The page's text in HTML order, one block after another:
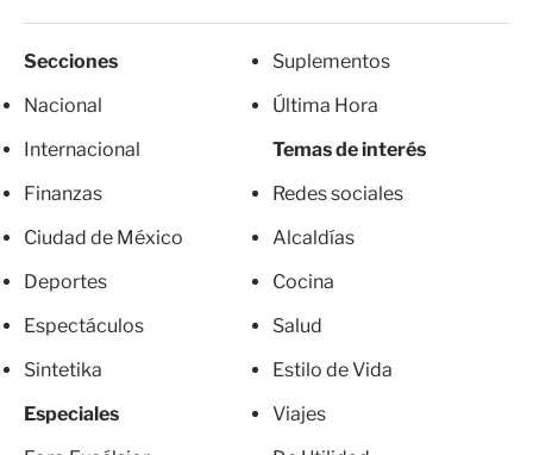
Secciones
Nacional
Internacional
Finanzas
Ciudad de México
Deportes
Espectáculos
Sintetika
Especiales
Suplementos
Última Hora
Temas de interés
Redes sociales
Alcaldías
Cocina
Salud
Estilo de Vida
Viajes